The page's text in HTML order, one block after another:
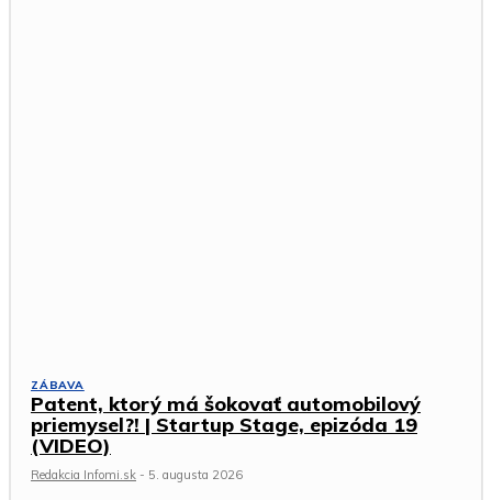
ZÁBAVA
Patent, ktorý má šokovať automobilový
priemysel?! | Startup Stage, epizóda 19
(VIDEO)
Redakcia Infomi.sk - 5. augusta 2026